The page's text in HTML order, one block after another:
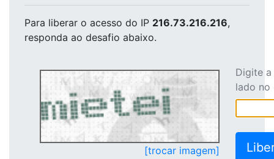
Para liberar o acesso do IP 216.73.216.216,
responda ao desafio abaixo.
[trocar imagem]
Digite
lado no